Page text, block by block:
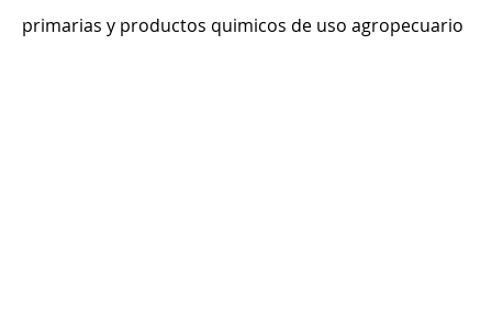
primarias y productos quimicos de uso agropecuario